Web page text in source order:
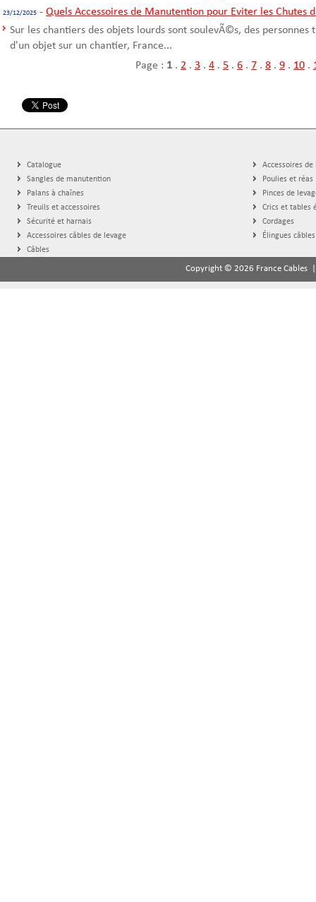
23/12/2025 - Quels Accessoires de Manutention pour Eviter les Chutes
Sur les chantiers des objets lourds sont soulevÃ©s, des
d'un objet sur un chantier, France...
Page : 1 . 2 . 3 . 4 . 5 . 6 . 7 . 8 . 9 . 10 .
Catalogue
Sangles de manutention
Palans à chaînes
Treuils et accessoires
Sécurité et harnais
Accessoires câbles de levage
Câbles
Accessoires de
Poulies et réas
Pinces de
Crics et tables
Cordages
Élingues câbles
Copyright © 2026 France